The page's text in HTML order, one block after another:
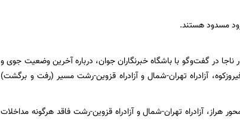
مسدود هستند.
در گفت‌وگو با باشگاه خبرنگاران جوان، درباره آخرین وضعیت جوی و
آزادراه تهران-شمال و آزادراه قزوین-رشت مسیر (رفت و برگشت)
هراز، آزادراه تهران-شمال و آزادراه قزوین-رشت فاقد هرگونه مداخلات